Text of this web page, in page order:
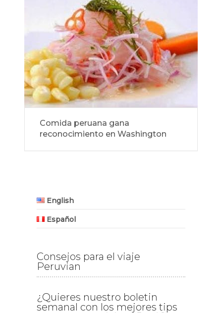
Comida peruana gana
reconocimiento en Washington
English
Español
Consejos para el viaje
Peruvian
¿Quieres nuestro boletin
semanal con los mejores tips